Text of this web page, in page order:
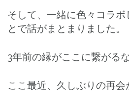
そして、一緒に色々コラボ
とで話がまとまりました。
3年前の縁がここに繋がる
ここ最近、久しぶりの再会